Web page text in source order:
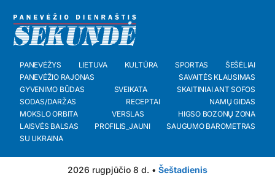
PANEVĖŽYS LIETUVA KULTŪRA SPORTAS
ŠEŠĖLIAI
PANEVĖŽIO RAJONAS
SAVAITĖS KLAUSIMAS
GYVENIMO BŪDAS
SVEIKATA
SKAITINIAI ANT SOFOS
SODAS/DARŽAS
RECEPTAI
NAMŲ GIDAS
MOKSLO ORBITA
VERSLAS
HIGSO BOZONŲ ZONA
LAISVĖS BALSAS
PROFILIS_JAUNI
SAUGUMO BAROMETRAS
SU UKRAINA
2026 rugpjūčio 8 d. • Šeštadienis